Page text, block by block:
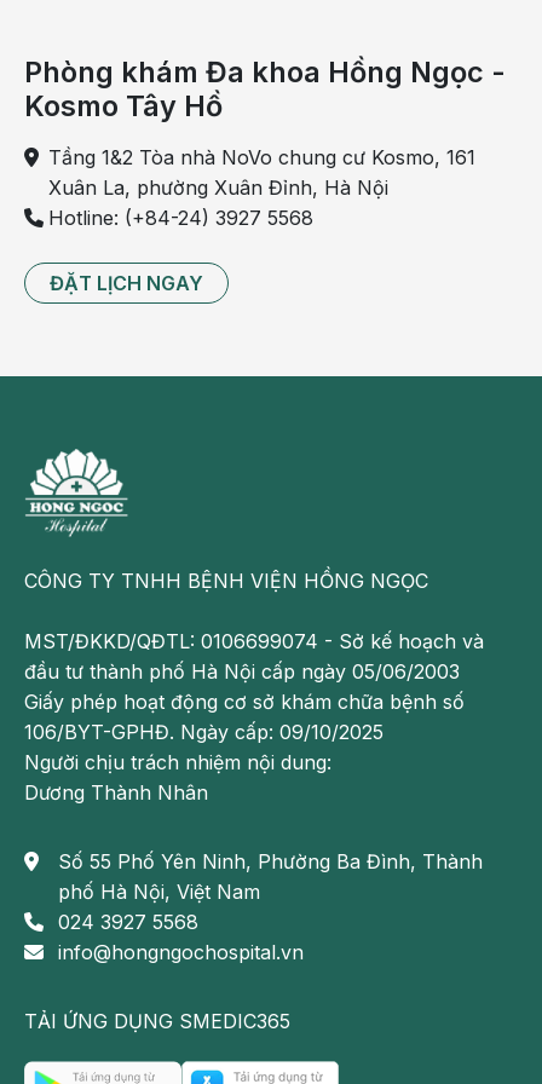
Yếu tố sắc tộc
Người châu Phi có xu hướng dễ sinh đôi không cùng
Trong khi đó, tỷ lệ sinh đôi của người da trắng nằm giữa
người châu Phi và người châu Á.
Để sớm phát hiện số lượng thai, mẹ hãy đi khám thai
từ sớm. Đăng ký khám thai cùng các bác sĩ Sản khoa
Những dấu hiệu nhận biết mang song thai
không hề biết mình sẽ sinh đôi cho tới tận khi đẻ hai em
bé ra. Điều này xảy ra do sự biến đổi bên ngoài của
người mang thai đôi và người mang thai đơn là khá
hoặc bác sĩ đầy kinh nghiệm cũng rất dễ sai lầm khi dự
nhìn bên ngoài.
Sau khi máy siêu âm
được sử dụng rộng rãi, việc phát
hiện ra bà mẹ mang thai đôi đã trở nên dễ dàng hơn
nhiều. Dưới đây là các biểu hiện mà bà mẹ có thể biết
rằng mình đang mang thai đôi và sẽ sinh đôi:
Một vài bà mẹ có thể cảm nhận được mình đang mang
thai nhiều hơn một đứa trẻ cho dù họ không có bất cứ
biểu hiện bên ngoài nào (ví dụ bụng to hơn) để chứng
Biểu hiện nghén nhiều hơn và tăng cân
Phòng khám Đa khoa Hồng Ngọc -
Kosmo Tây Hồ
Tầng 1&2 Tòa nhà NoVo chung cư Kosmo, 161
Xuân La, phường Xuân Đỉnh, Hà Nội
Hotline: (+84-24) 3927 5568
ĐẶT LỊCH NGAY
CÔNG TY TNHH BỆNH VIỆN HỒNG NGỌC
MST/ĐKKD/QĐTL: 0106699074 - Sở kế hoạch và
đầu tư thành phố Hà Nội cấp ngày 05/06/2003
Giấy phép hoạt động cơ sở khám chữa bệnh số
106/BYT-GPHĐ. Ngày cấp: 09/10/2025
Người chịu trách nhiệm nội dung:
Dương Thành Nhân
Số 55 Phố Yên Ninh, Phường Ba Đình, Thành
phố Hà Nội, Việt Nam
024 3927 5568
info@hongngochospital.vn
TẢI ỨNG DỤNG SMEDIC365